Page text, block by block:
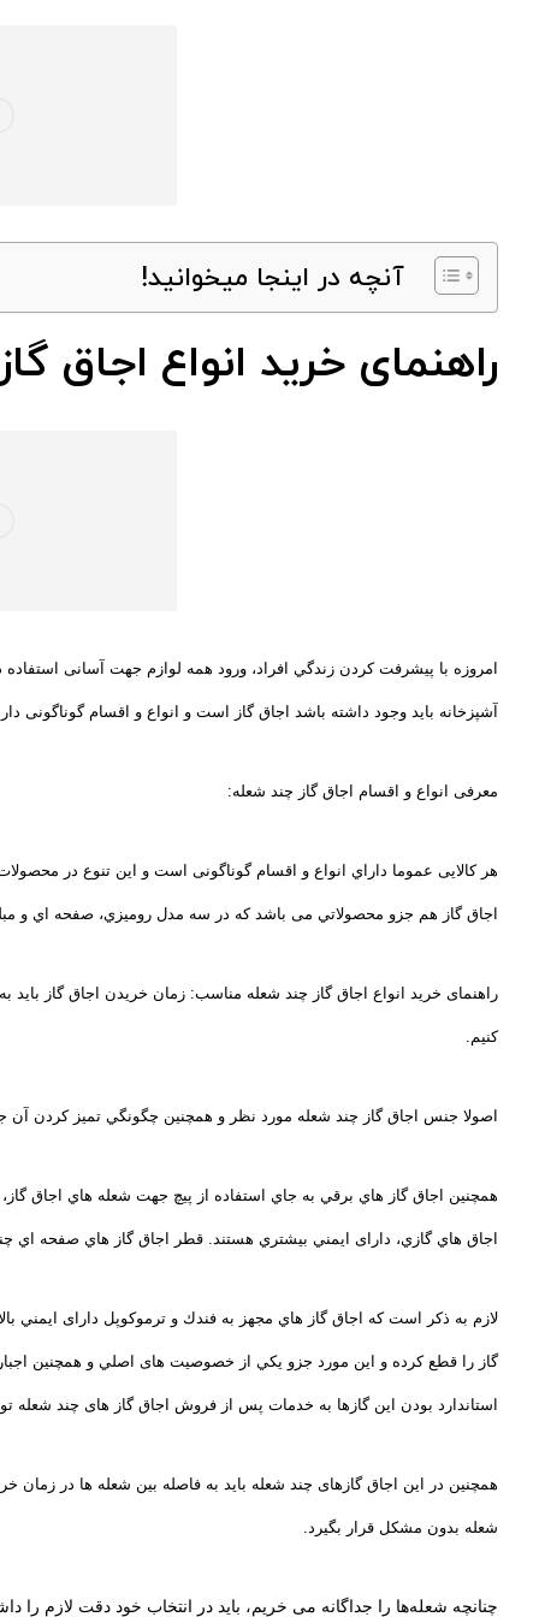
آنچه در اینجا میخوانید!
راهنمای خرید انواع اجاق
امروزه با پيشرفت کردن زندگي افراد، ورود همه لوازم جهت آسانی استفاده
آشپزخانه بايد وجود داشته باشد اجاق گاز است و انواع و اقسام گوناگونی
معرفی انواع و اقسام اجاق گاز چند شعله:
هر کالایی عموما داراي انواع و اقسام گوناگونی است و اين تنوع در
اجاق گاز هم جزو محصولاتي می باشد كه در سه مدل روميزي، صفحه اي و
راهنمای خرید انواع اجاق گاز چند شعله مناسب: زمان خريدن اجاق گاز باید
کنیم.
اصولا جنس اجاق گاز چند شعله مورد نظر و همچنین چگونگي تميز كردن
همچنین اجاق گاز هاي برقي به جاي استفاده از پيچ جهت شعله هاي اجاق
اجاق هاي گازي، دارای ايمني بيشتري هستند. قطر اجاق گاز هاي صفحه اي چند شعله
لازم به ذکر است که اجاق گاز هاي مجهز به فندك و ترموكوپل دارای
گاز را قطع کرده و این مورد جزو يكي از خصوصیت های اصلي و همچنین
استاندارد بودن این گازها به خدمات پس از فروش اجاق گاز های چند شعله
همچنین در این اجاق گازهای چند شعله باید به فاصله بین شعله ها در زمان
شعله بدون مشکل قرار بگيرد.
چنانچه شعله‌ها را جداگانه می خریم، باید در انتخاب خود دقت لازم را